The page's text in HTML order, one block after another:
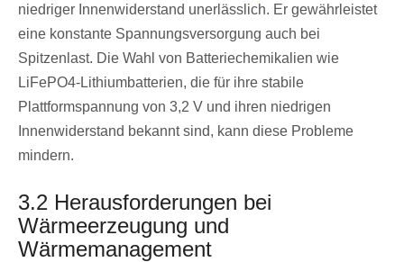
niedriger Innenwiderstand unerlässlich. Er gewährleistet
eine konstante Spannungsversorgung auch bei
Spitzenlast. Die Wahl von Batteriechemikalien wie
LiFePO4-Lithiumbatterien, die für ihre stabile
Plattformspannung von 3,2 V und ihren niedrigen
Innenwiderstand bekannt sind, kann diese Probleme
mindern.
3.2 Herausforderungen bei
Wärmeerzeugung und
Wärmemanagement